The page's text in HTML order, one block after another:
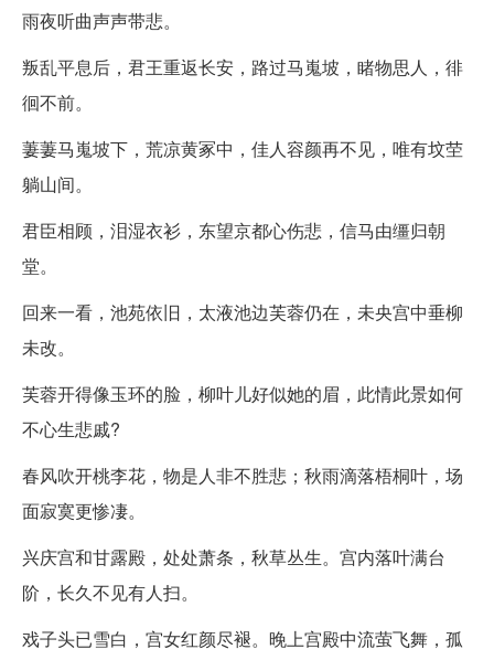
雨夜听曲声声带悲。
叛乱平息后，君王重返长安，路过马嵬坡，睹物思人，徘
徊不前。
萋萋马嵬坡下，荒凉黄冢中，佳人容颜再不见，唯有坟茔
躺山间。
君臣相顾，泪湿衣衫，东望京都心伤悲，信马由缰归朝
堂。
回来一看，池苑依旧，太液池边芙蓉仍在，未央宫中垂柳
未改。
芙蓉开得像玉环的脸，柳叶儿好似她的眉，此情此景如何
不心生悲戚?
春风吹开桃李花，物是人非不胜悲；秋雨滴落梧桐叶，场
面寂寞更惨凄。
兴庆宫和甘露殿，处处萧条，秋草丛生。宫内落叶满台
阶，长久不见有人扫。
戏子头已雪白，宫女红颜尽褪。晚上宫殿中流萤飞舞，孤